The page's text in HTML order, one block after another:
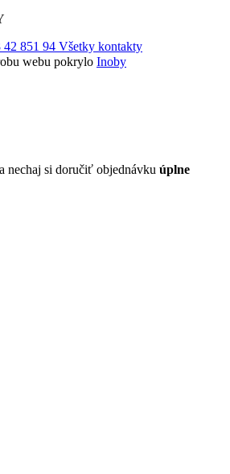
42 851 94 Všetky kontakty
webu pokrylo Inoby
a nechaj si doručiť objednávku úplne